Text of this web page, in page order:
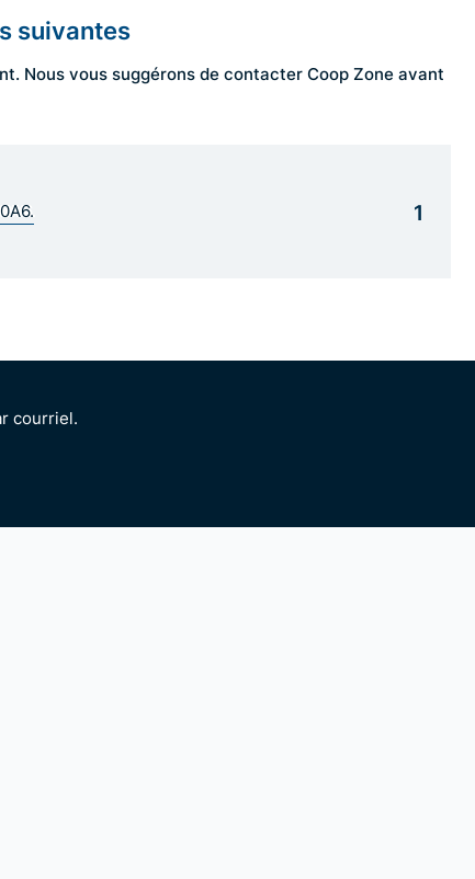
suivantes
Nous vous suggérons de contacter Coop Zone avant
1
courriel.